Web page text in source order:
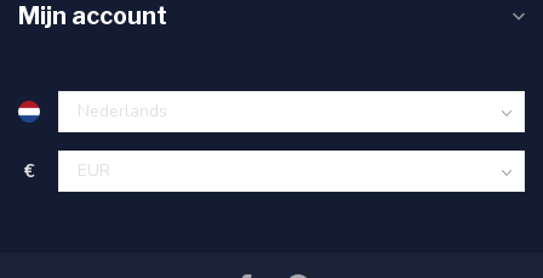
Mijn account
€